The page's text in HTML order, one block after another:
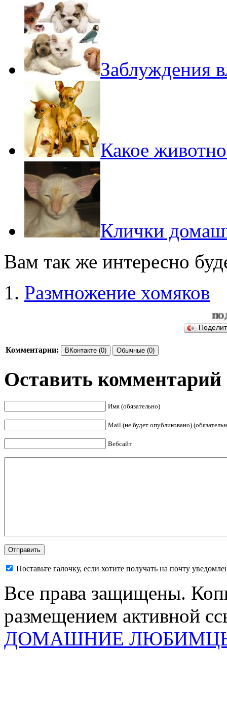
Заблуждения
Какое
Клички
Вам так же интересно
Размножение хомяков
Комментарии: ВКонтакте (0) Обычные (0)
Оставить комментарий
Имя (обязательно)
Mail (не будет опубликовано)
Вебсайт
Поставьте галочку, если хотите получать на почту
Все права защищены.
размещением активной
ДОМАШНИЕ